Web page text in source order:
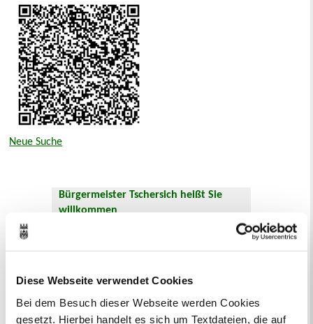
Diese Webseite verwendet Cookies
Bei dem Besuch dieser Webseite werden Cookies
gesetzt. Hierbei handelt es sich um Textdateien, die auf
Neue Suche
Bürgermeister Tschersich heißt Sie
willkommen